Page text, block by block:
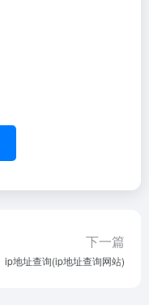
下一篇
ip地址查询(ip地址查询网站)